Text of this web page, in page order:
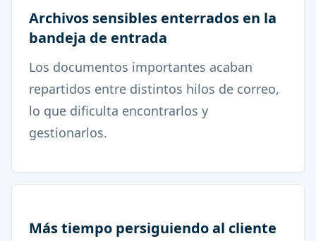
Archivos sensibles enterrados en la
bandeja de entrada
Los documentos importantes acaban
repartidos entre distintos hilos de correo,
lo que dificulta encontrarlos y
gestionarlos.
Más tiempo persiguiendo al cliente